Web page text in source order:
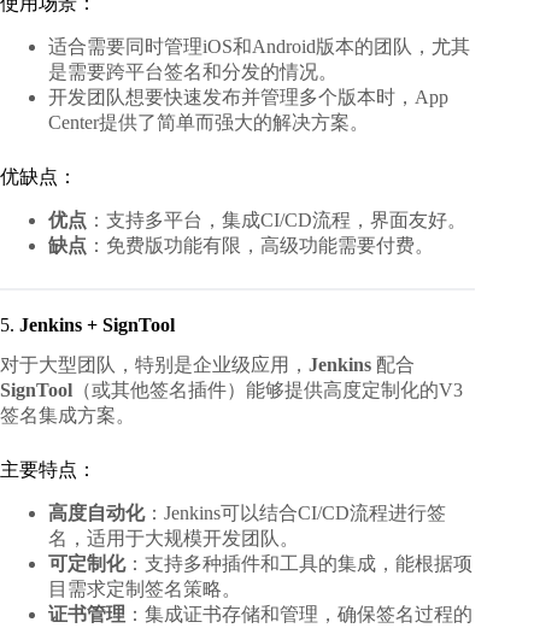
适合需要同时管理iOS和Android版本的团队，尤其
是需要跨平台签名和分发的情况。
开发团队想要快速发布并管理多个版本时，App
Center提供了简单而强大的解决方案。
优缺点：
优点 ：支持多平台，集成CI/CD流程，界面友好。
缺点 ：免费版功能有限，高级功能需要付费。
5. Jenkins + SignTool
对于大型团队，特别是企业级应用， Jenkins 配合
SignTool （或其他签名插件）能够提供高度定制化的V3
签名集成方案。
主要特点：
高度自动化：Jenkins可以结合CI/CD流程进行签
名，适用于大规模开发团队。
可定制化：支持多种插件和工具的集成，能根据项
目需求定制签名策略。
证书管理 ：集成证书存储和管理，确保签名过程的